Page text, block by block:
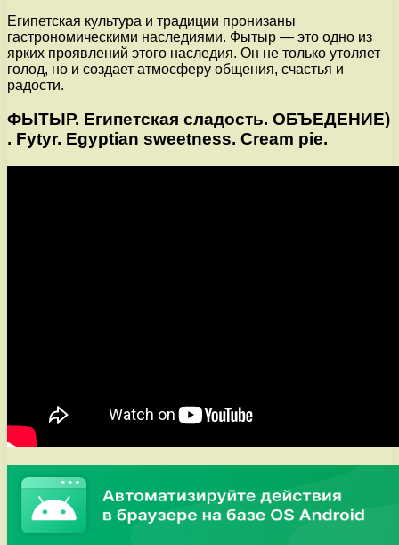
Египетская культура и традиции пронизаны
гастрономическими наследиями. Фытыр — это одно из
ярких проявлений этого наследия. Он не только утоляет
голод, но и создает атмосферу общения, счастья и
радости.
ФЫТЫР. Египетская сладость. ОБЪЕДЕНИЕ)
. Fytyr. Egyptian sweetness. Cream pie.